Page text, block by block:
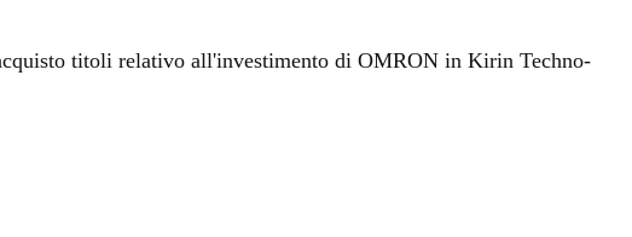
titoli relativo all'investimento di OMRON in Kirin Techno-